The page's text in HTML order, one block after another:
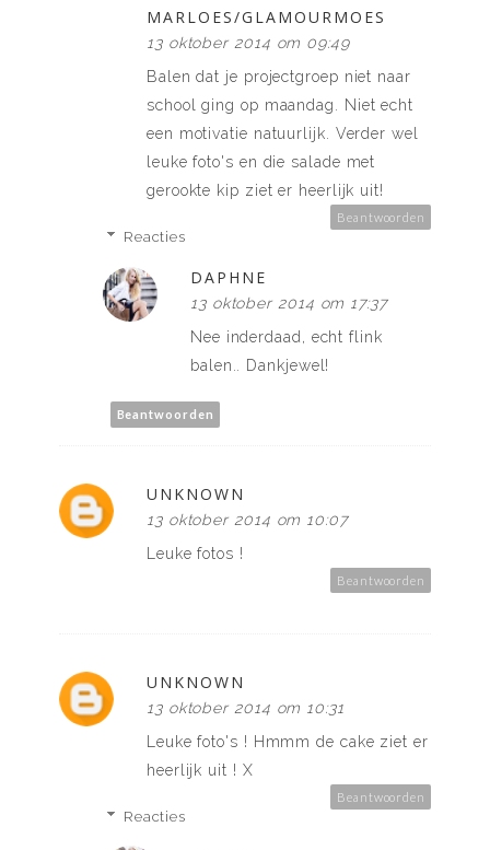
MARLOES/GLAMOURMOES
13 oktober 2014 om 09:49
Balen dat je projectgroep niet naar
school ging op maandag. Niet echt
een motivatie natuurlijk. Verder wel
leuke foto's en die salade met
gerookte kip ziet er heerlijk uit!
Beantwoorden
Reacties
DAPHNE
13 oktober 2014 om 17:37
Nee inderdaad, echt flink
balen.. Dankjewel!
Beantwoorden
UNKNOWN
13 oktober 2014 om 10:07
Leuke fotos !
Beantwoorden
UNKNOWN
13 oktober 2014 om 10:31
Leuke foto's ! Hmmm de cake ziet er
heerlijk uit ! X
Beantwoorden
Reacties